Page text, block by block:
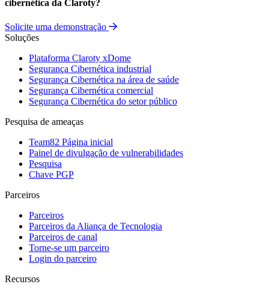
cibernética da Claroty?
Solicite uma demonstração
Soluções
Plataforma Claroty xDome
Segurança Cibernética industrial
Segurança Cibernética na área de saúde
Segurança Cibernética comercial
Segurança Cibernética do setor público
Pesquisa de ameaças
Team82 Página inicial
Painel de divulgação de vulnerabilidades
Pesquisa
Chave PGP
Parceiros
Parceiros
Parceiros da Aliança de Tecnologia
Parceiros de canal
Torne-se um parceiro
Login do parceiro
Recursos